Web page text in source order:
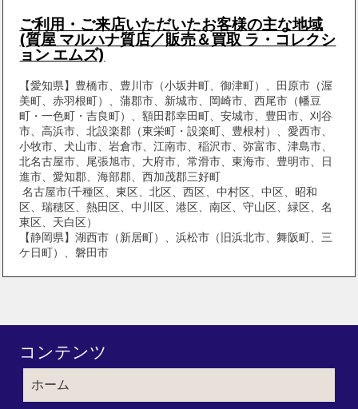
ご利用・ご来店いただいたお客様の主な地域
(質屋 マルハナ質店／販売＆買取 ラ・コレクシ
ョン エムズ)
【愛知県】豊橋市、豊川市（小坂井町、御津町）、田原市（渥
美町、赤羽根町）、蒲郡市、新城市、岡崎市、西尾市（幡豆
町・一色町・吉良町）、額田郡幸田町、安城市、豊田市、刈谷
市、高浜市、北設楽郡（東栄町・設楽町、豊根村）、愛西市、
小牧市、犬山市、岩倉市、江南市、稲沢市、弥富市、津島市、
北名古屋市、尾張旭市、大府市、常滑市、東海市、豊明市、日
進市、愛知郡、海部郡、西加茂郡三好町
名古屋市(千種区、東区、北区、西区、中村区、中区、昭和
区、瑞穂区、熱田区、中川区、港区、南区、守山区、緑区、名
東区、天白区）
【静岡県】湖西市（新居町）、浜松市（旧浜北市、舞阪町、三
ケ日町）、磐田市
コンテンツ
ホーム